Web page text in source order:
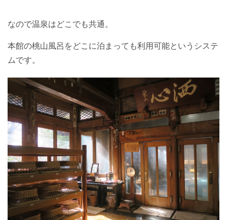
なので温泉はどこでも共通。
本館の桃山風呂をどこに泊まっても利用可能というシステ
ムです。